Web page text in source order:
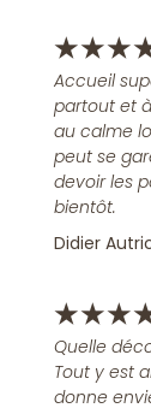
★★★
Accueil
partout et
au calme
peut se
devoir les
bientôt.
Didier
★★★
Quelle
Tout y est
donne